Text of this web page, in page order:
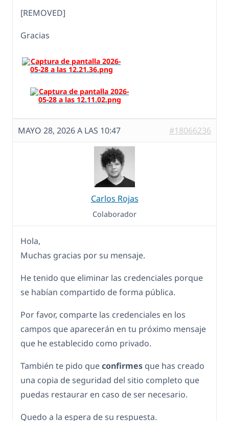
[REMOVED]
Gracias
MAYO 28, 2026 A LAS 10:47 #18066236
Carlos Rojas
Colaborador
Hola,
Muchas gracias por su mensaje.
He tenido que eliminar las credenciales porque
se habían compartido de forma pública.
Por favor, comparte las credenciales en los
campos que aparecerán en tu próximo mensaje
que he establecido como privado.
También te pido queconfirmes que has creado
una copia de seguridad del sitio completo que
puedas restaurar en caso de ser necesario.
Quedo a la espera de su respuesta.